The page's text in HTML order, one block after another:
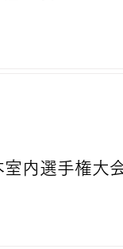
内選手権大